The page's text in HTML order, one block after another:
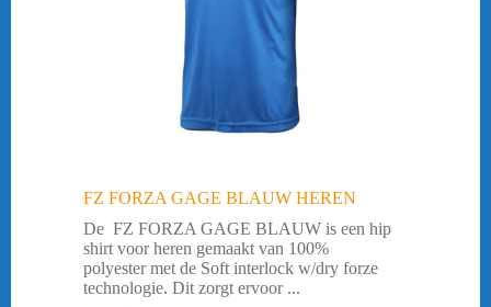
FZ FORZA GAGE BLAUW HEREN
De FZ FORZA GAGE BLAUW is een hip
shirt voor heren gemaakt van 100%
polyester met de Soft interlock w/dry forze
technologie. Dit zorgt ervoor ...